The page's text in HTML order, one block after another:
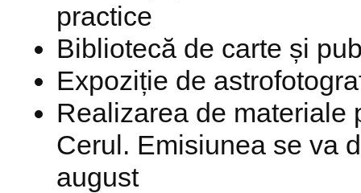
practice
Bibliotecă de carte și
Expoziție de
Realizarea de materiale
Cerul. Emisiunea se va
august